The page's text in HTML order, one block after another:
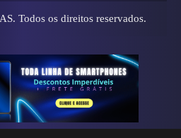
. Todos os direitos reservados.